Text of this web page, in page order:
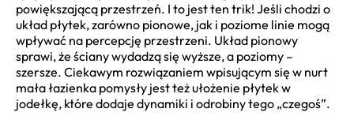
powiększającą przestrzeń. I to jest ten trik! Jeśli chodzi o
układ płytek, zarówno pionowe, jak i poziome linie mogą
wpływać na percepcję przestrzeni. Układ pionowy
sprawi, że ściany wydadzą się wyższe, a poziomy –
szersze. Ciekawym rozwiązaniem wpisującym się w nurt
mała łazienka pomysły jest też ułożenie płytek w
jodełkę, które dodaje dynamiki i odrobiny tego „czegoś”.